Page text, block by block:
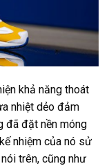
khả năng thoát
nhiệt dẻo đảm
đã đặt nền móng
nhiệm của nó sử
trên, cũng như